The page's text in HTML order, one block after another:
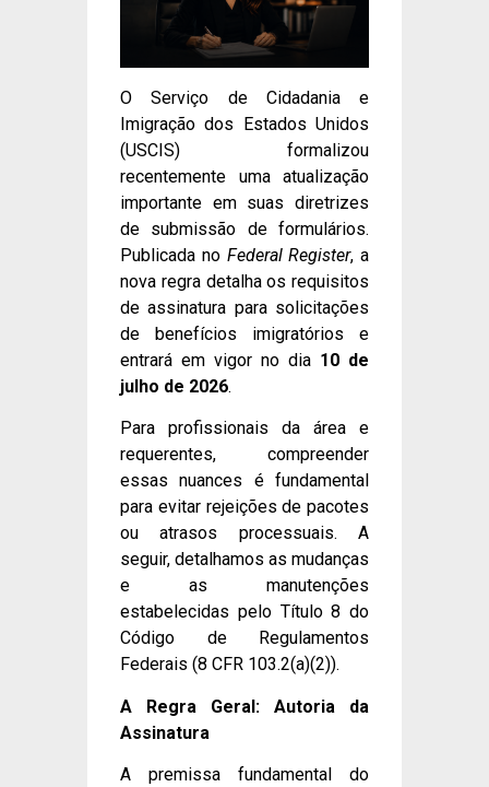
O Serviço de Cidadania e
Imigração dos Estados Unidos
(USCIS) formalizou
recentemente uma atualização
importante em suas diretrizes
de submissão de formulários.
Publicada no Federal Register, a
nova regra detalha os requisitos
de assinatura para solicitações
de benefícios imigratórios e
entrará em vigor no dia 10 de
julho de 2026.
Para profissionais da área e
requerentes, compreender
essas nuances é fundamental
para evitar rejeições de pacotes
ou atrasos processuais. A
seguir, detalhamos as mudanças
e as manutenções
estabelecidas pelo Título 8 do
Código de Regulamentos
Federais (8 CFR 103.2(a)(2)).
A Regra Geral: Autoria da
Assinatura
A premissa fundamental do